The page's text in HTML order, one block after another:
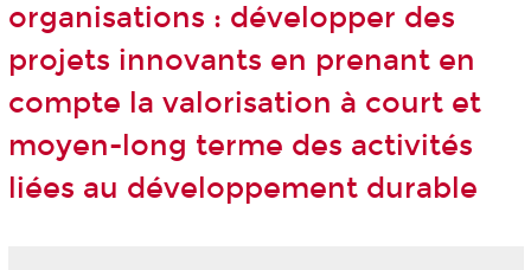
organisations : développer des
projets innovants en prenant en
compte la valorisation à court et
moyen-long terme des activités
liées au développement durable